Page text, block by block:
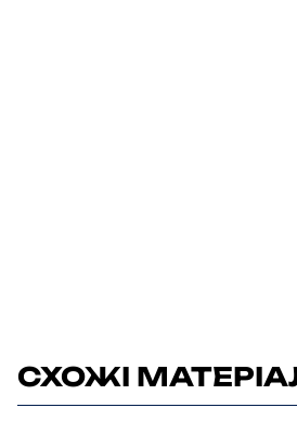
СХОЖІ